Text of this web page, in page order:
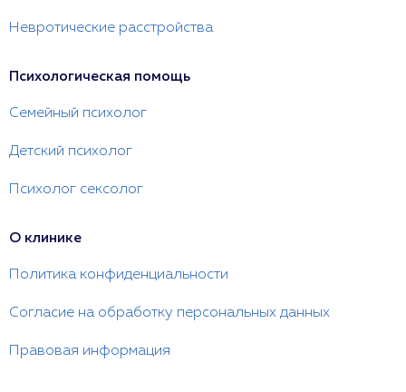
Невротические расстройства
Психологическая помощь
Семейный психолог
Детский психолог
Психолог сексолог
О клинике
Политика конфиденциальности
Согласие на обработку персональных данных
Правовая информация